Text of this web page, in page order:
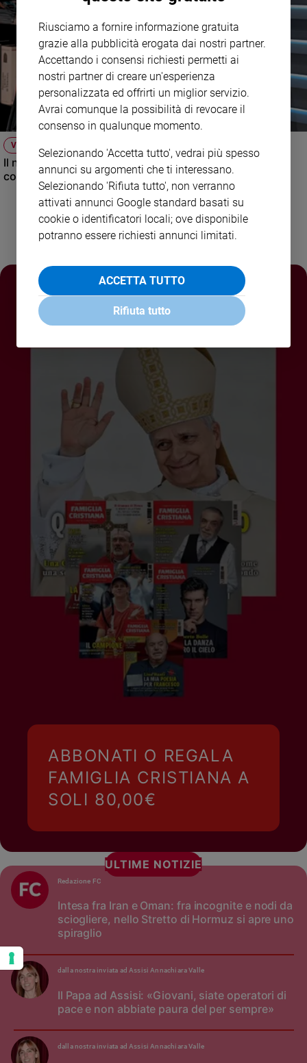
Policy
siamo
Contatti
Registrati
Redazione
VIDEO
Il nuovo numero di Famiglia Cristiana raccontato dal
condirettore.
ABBONATI O REGALA
FAMIGLIA CRISTIANA A
SOLI 80,00€
ULTIME NOTIZIE
Intesa fra Iran e Oman: fra incognite e nodi da
sciogliere, nello Stretto di Hormuz si apre uno
spiraglio
Redazione FC
Il Papa ad Assisi: «Giovani, siate operatori di
pace e non abbiate paura del per sempre»
dalla nostra inviata ad Assisi Annachiara Valle
dalla nostra inviata ad Assisi Annachiara Valle
Riusciamo a fornire informazione gratuita
grazie alla pubblicità erogata dai nostri partner.
Accettando i consensi richiesti permetti ai
nostri partner di creare un'esperienza
personalizzata ed offrirti un miglior servizio.
Avrai comunque la possibilità di revocare il
consenso in qualunque momento.
Selezionando 'Accetta tutto', vedrai più spesso
annunci su argomenti che ti interessano.
Selezionando 'Rifiuta tutto', non verranno
attivati annunci Google standard basati su
cookie o identificatori locali; ove disponibile
potranno essere richiesti annunci limitati.
ACCETTA TUTTO
Rifiuta tutto